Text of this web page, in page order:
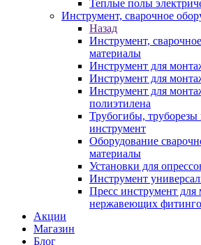
Теплые полы
Инструмент, сварочное
Назад
Инструмент,
материалы
Инструмент для
Инструмент для
Инструмент для
полиэтилена
Трубогибы, труборезы
инструмент
Оборудование
материалы
Установки для
Инструмент
Пресс инструмент для
нержавеющих
Акции
Магазин
Блог